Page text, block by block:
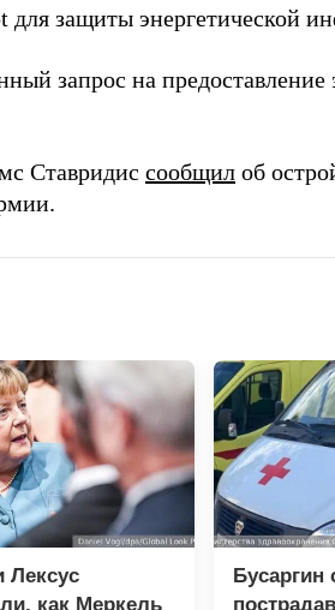
для защиты энергетической
запрос на предоставление
Ставридис сообщил об
Лексус
как Меркель